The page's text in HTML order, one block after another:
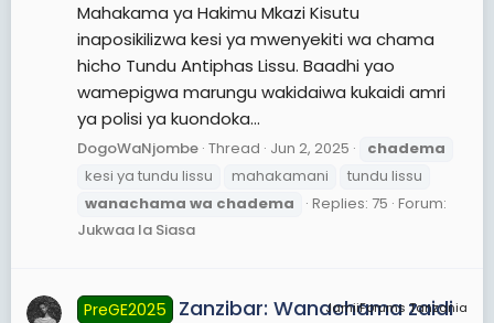
Mahakama ya Hakimu Mkazi Kisutu
inaposikilizwa kesi ya mwenyekiti wa chama
hicho Tundu Antiphas Lissu. Baadhi yao
wamepigwa marungu wakidaiwa kukaidi amri
ya polisi ya kuondoka...
DogoWaNjombe Thread Jun 2, 2025
chadema
kesi ya tundu lissu
mahakamani
tundu lissu
wanachama wa chadema Replies: 75 Forum:
Jukwaa la Siasa
JamiiForums Tanzania
PreGE2025
Zanzibar: Wanachama zaidi